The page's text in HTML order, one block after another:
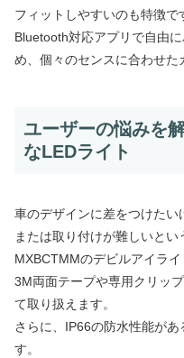
フィットしやすいのも特徴で
Bluetooth対応アプリで自由
め、個々のセンスに合わせた
ユーザーの悩みを
なLEDライト
車のデザインに差をつけたい
または取り付けが難しいとい
MXBCTMMのデビルアイライ
3M両面テープや専用クリッ
て取り扱えます。
さらに、IP66の防水性能が
す。